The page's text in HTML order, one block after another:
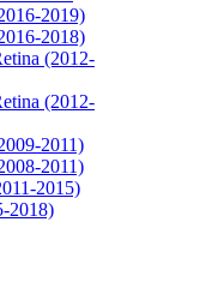
2019)
2018)
(2012-
(2012-
2011)
2011)
2015)
2018)